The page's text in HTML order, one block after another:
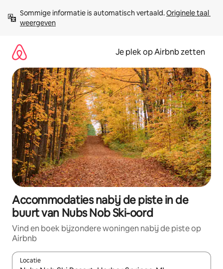
direct
naar
Sommige informatie is automatisch vertaald. Originele taal
weergeven
Je plek op Airbnb zetten
Accommodaties nabij de piste in de
buurt van Nubs Nob Ski-oord
Vind en boek bijzondere woningen nabij de piste op
Airbnb
Locatie